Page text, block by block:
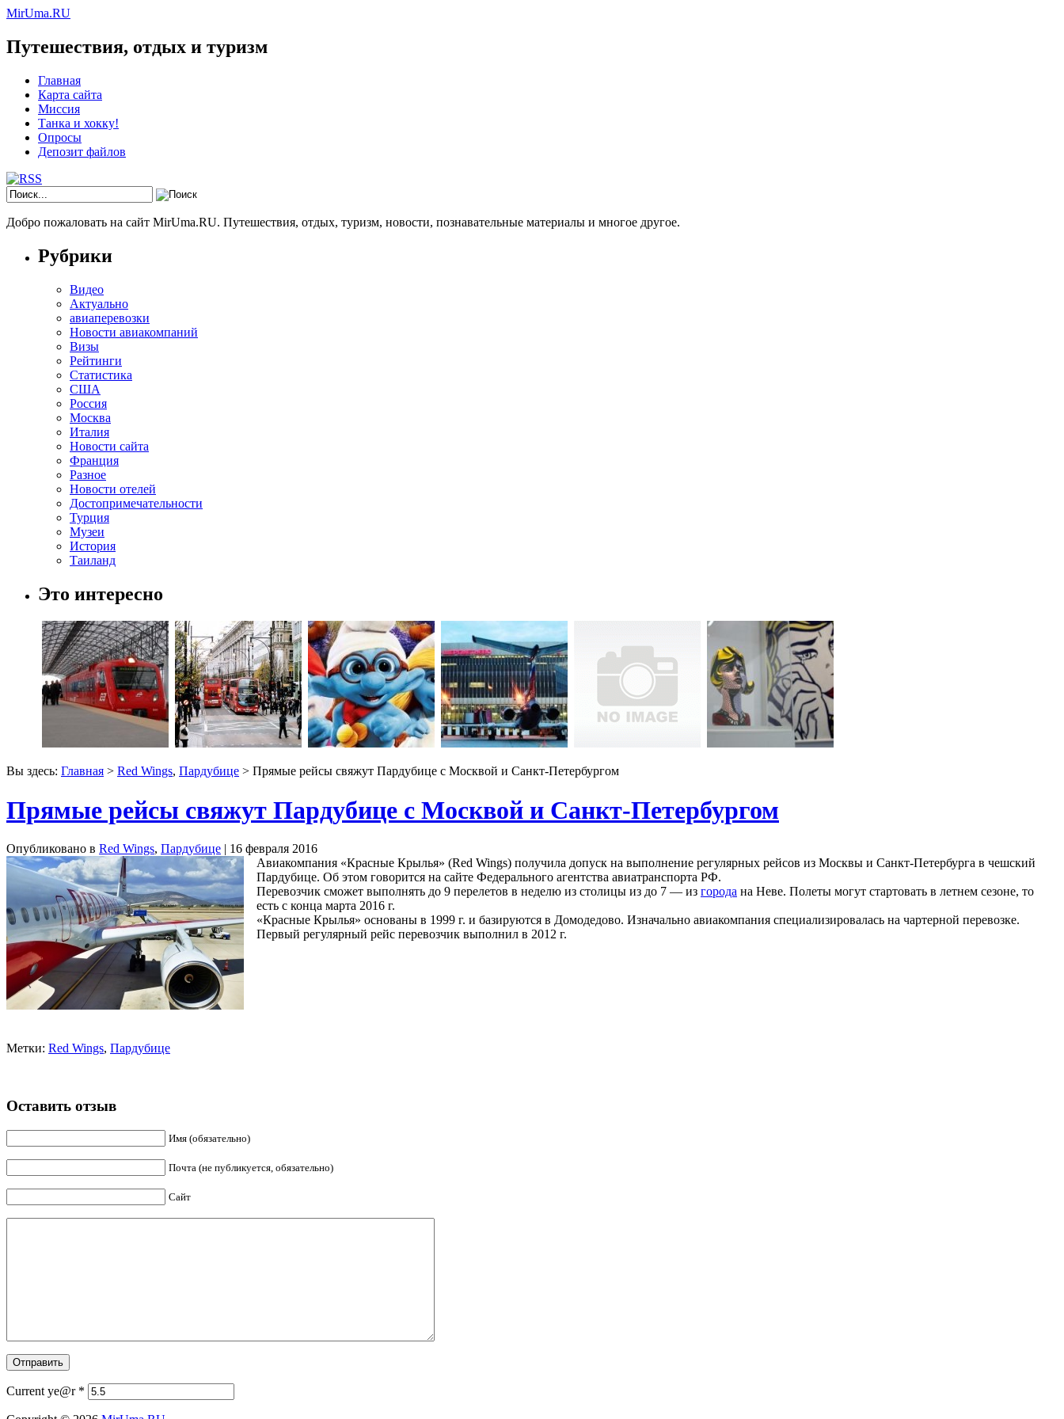
MirUma.RU
Путешествия, отдых и туризм
Главная
Карта сайта
Миссия
Танка и хокку!
Опросы
Депозит файлов
Добро пожаловать на сайт MirUma.RU. Путешествия, отдых, туризм, новости, познавательные материалы и многое другое.
Рубрики
Видео
Актуально
авиаперевозки
Новости авиакомпаний
Визы
Рейтинги
Статистика
США
Россия
Москва
Италия
Новости сайта
Франция
Разное
Новости отелей
Достопримечательности
Турция
Музеи
История
Таиланд
Это интересно
Вы здесь: Главная > Red Wings, Пардубице > Прямые рейсы свяжут Пардубице с Москвой и Санкт-Петербургом
Прямые рейсы свяжут Пардубице с Москвой и Санкт-Петербургом
Опубликовано в Red Wings, Пардубице | 16 февраля 2016
Авиакомпания «Красные Крылья» (Red Wings) получила допуск на выполнение регулярных рейсов из Москвы и Санкт-Петербурга в чешский
Пардубице. Об этом говорится на сайте Федерального агентства авиатранспорта РФ.
Перевозчик сможет выполнять до 9 перелетов в неделю из столицы из до 7 — из города на Неве. Полеты могут стартовать в летнем сезоне, то
есть с конца марта 2016 г.
«Красные Крылья» основаны в 1999 г. и базируются в Домодедово. Изначально авиакомпания специализировалась на чартерной перевозке.
Первый регулярный рейс перевозчик выполнил в 2012 г.
Метки: Red Wings, Пардубице
Оставить отзыв
Имя (обязательно)
Почта (не публикуется, обязательно)
Сайт
Current ye@r *